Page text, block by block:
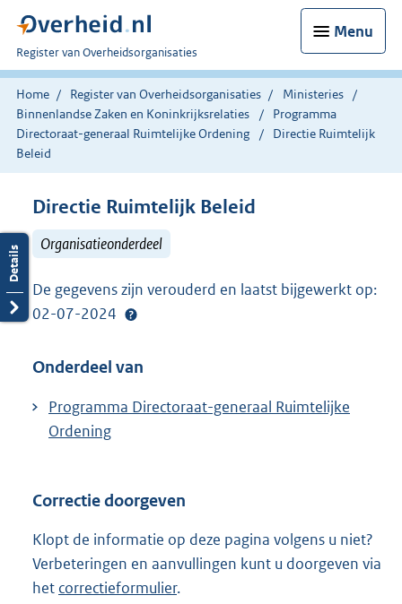
Menu
U
bent
nu
hier:
Register van Overheidsorganisaties
Home Register van Overheidsorganisaties
Ministeries
Binnenlandse Zaken en Koninkrijksrelaties
Programma
Directoraat-generaal Ruimtelijke Ordening
Directie Ruimtelijk
Beleid
Directie Ruimtelijk Beleid
Organisatieonderdeel
De gegevens zijn verouderd en laatst bijgewerkt op:
02-07-2024
Onderdeel van
Programma Directoraat-generaal Ruimtelijke
Ordening
Correctie doorgeven
Klopt de informatie op deze pagina volgens u niet?
Verbeteringen en aanvullingen kunt u doorgeven via
het correctieformulier.